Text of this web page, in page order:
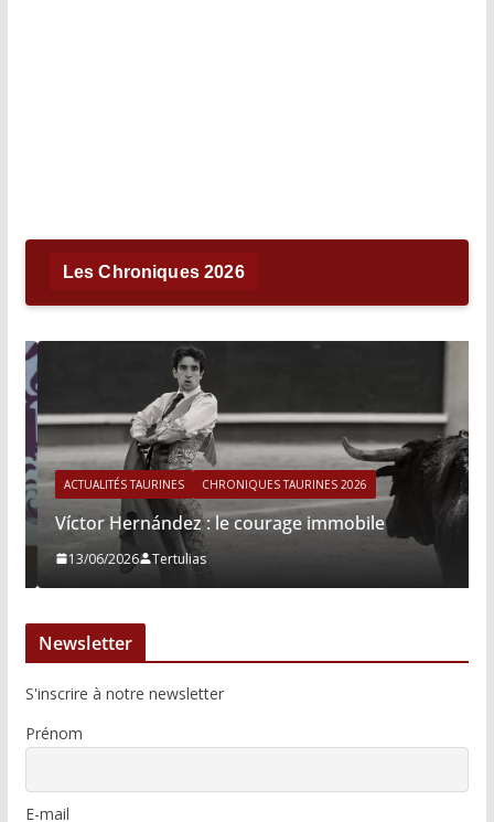
Les Chroniques 2026
ACTUALITÉS TAURINES CHRONIQUES TAURINES 2026
Víctor Hernández : le courage immobile
13/06/2026 Tertulias
Newsletter
S'inscrire à notre newsletter
Prénom
E-mail